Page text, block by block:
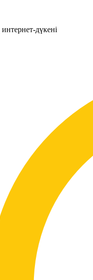
дүкені